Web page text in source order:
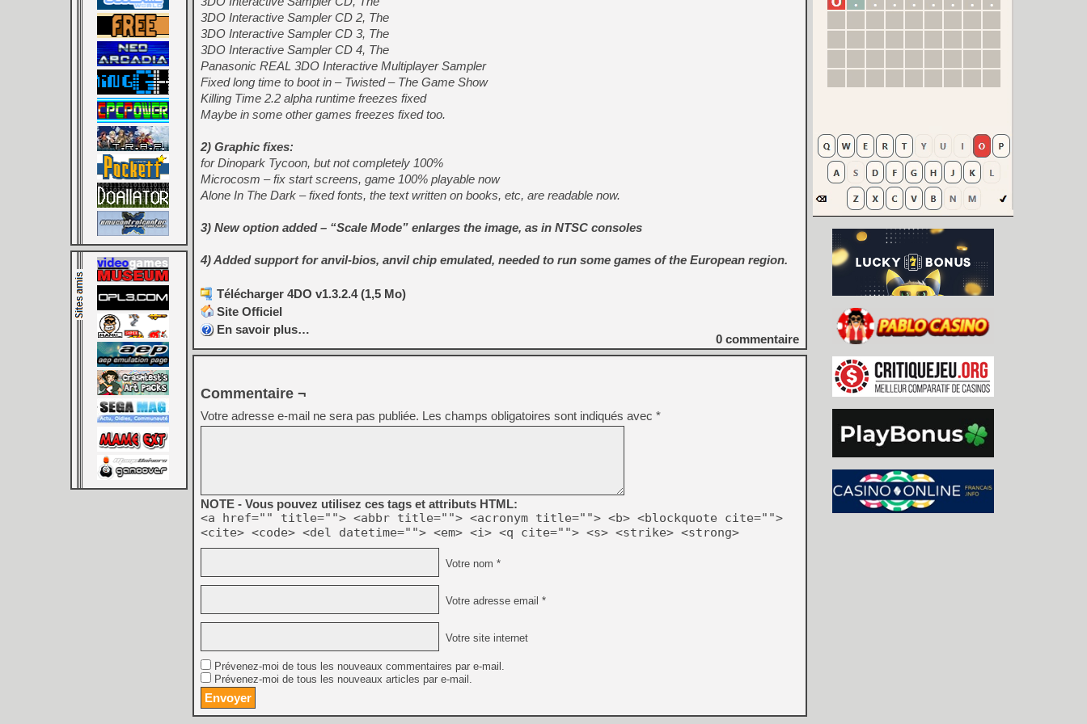
3DO Interactive Sampler CD 2, The
3DO Interactive Sampler CD 3, The
3DO Interactive Sampler CD 4, The
Panasonic REAL 3DO Interactive Multiplayer Sampler
Fixed long time to boot in – Twisted – The Game Show
Killing Time 2.2 alpha runtime freezes fixed
Maybe in some other games freezes fixed too.
2) Graphic fixes:
for Dinopark Tycoon, but not completely 100%
Microcosm – fix start screens, game 100% playable now
Alone In The Dark – fixed fonts, the text written on books, etc, are readable now.
3) New option added – “Scale Mode” enlarges the image, as in NTSC consoles
4) Added support for anvil-bios, anvil chip emulated, needed to run some games of the European region.
Télécharger 4DO v1.3.2.4 (1,5 Mo)
Site Officiel
En savoir plus…
0 commentaire
Commentaire ¬
Votre adresse e-mail ne sera pas publiée. Les champs obligatoires sont indiqués avec *
NOTE - Vous pouvez utilisez ces tags et attributs HTML:
<a href="" title=""> <abbr title=""> <acronym title=""> <b> <blockquote cite="">
<cite> <code> <del datetime=""> <em> <i> <q cite=""> <s> <strike> <strong>
Votre nom *
Votre adresse email *
Votre site internet
Prévenez-moi de tous les nouveaux commentaires par e-mail.
Prévenez-moi de tous les nouveaux articles par e-mail.